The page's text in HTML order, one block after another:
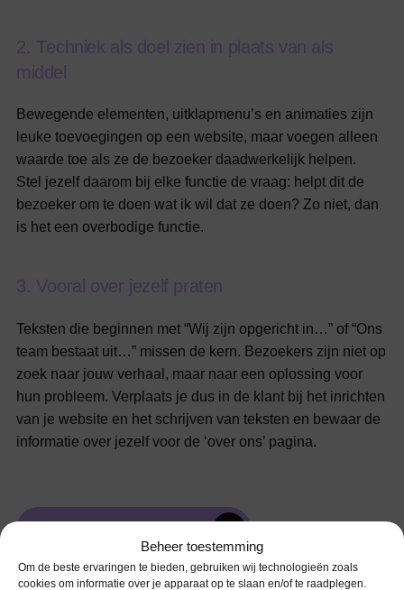
Beheer toestemming
Om de beste ervaringen te bieden, gebruiken wij technologieën zoals
cookies om informatie over je apparaat op te slaan en/of te raadplegen.
2. Tec hniek a s d oe zien in p aats van a s
middel
Bewegende elementen, uitklapmenu’s en animaties zijn
leuke toevoegingen op een website, maar voegen alleen
waarde toe als ze de bezoeker daadwerkelijk helpen.
Stel jezelf daarom bij elke functie de vraag: helpt dit de
bezoeker om te doen wat ik wil dat ze doen? Zo niet, dan
is het een overbodige functie.
3. Voora over jeze f praten
Teksten die beginnen met “Wij zijn opgericht in…” of “Ons
team bestaat uit…” missen de kern. Bezoekers zijn niet op
zoek naar jouw verhaal, maar naar een oplossing voor
hun probleem. Verplaats je dus in de klant bij het inrichten
van je website en het schrijven van teksten en bewaar de
informatie over jezelf voor de ‘over ons’ pagina.